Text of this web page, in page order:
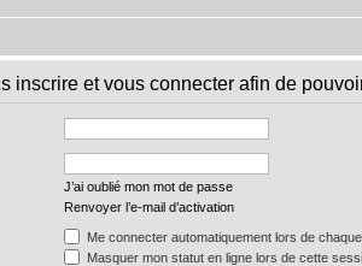
inscrire et vous connecter afin de
J’ai oublié mon mot de passe
Renvoyer l’e-mail d’activation
Me connecter automatiquement lors de
Masquer mon statut en ligne lors de cette